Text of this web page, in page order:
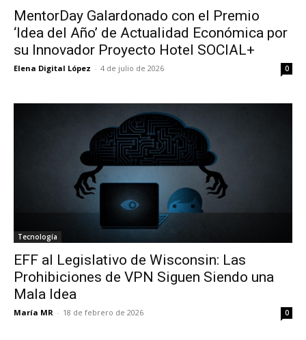
MentorDay Galardonado con el Premio
‘Idea del Año’ de Actualidad Económica por
su Innovador Proyecto Hotel SOCIAL+
Elena Digital López - 4 de julio de 2026 0
Tecnología
EFF al Legislativo de Wisconsin: Las
Prohibiciones de VPN Siguen Siendo una
Mala Idea
María MR - 18 de febrero de 2026 0